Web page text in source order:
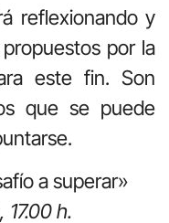
reflexionando y
por la
este fin. Son
que se puede
a superar»
h.